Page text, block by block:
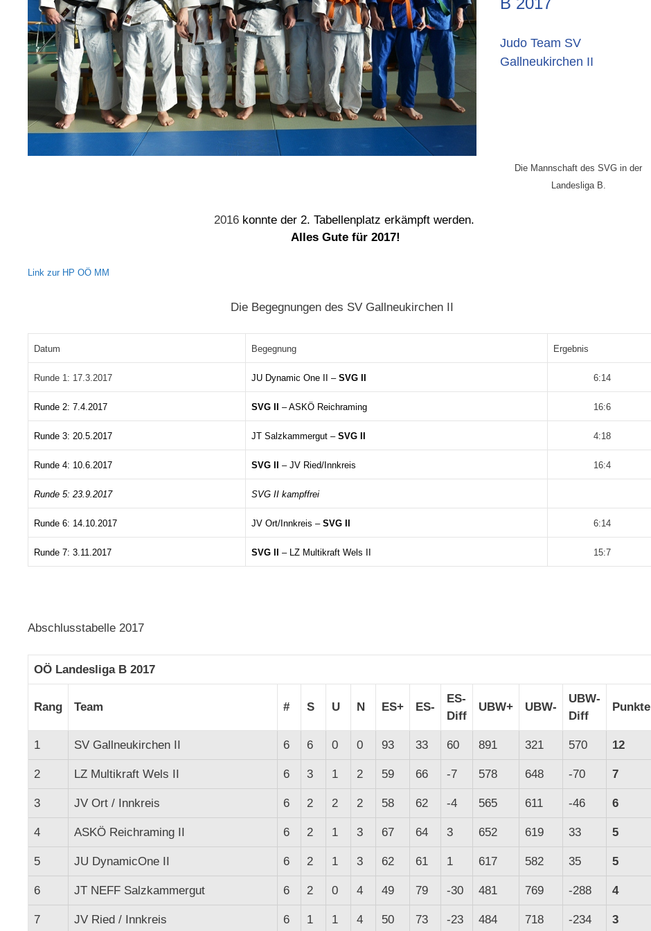
Judo Team SV
Gallneukirchen II
Die Mannschaft des SVG in der
Landesliga B.
2016 konnte der 2. Tabellenplatz erkämpft werden.
Alles Gute für 2017!
Link zur HP OÖ MM
Die Begegnungen des SV Gallneukirchen II
Datum Begegnung Ergebnis
Runde 1: 17.3.2017 JU Dynamic One II – SVG II 6:14
Runde 2: 7.4.2017 SVG II – ASKÖ Reichraming 16:6
Runde 3: 20.5.2017 JT Salzkammergut – SVG II 4:18
Runde 4: 10.6.2017 SVG II – JV Ried/Innkreis 16:4
Runde 5: 23.9.2017 SVG II kampffrei
Runde 6: 14.10.2017 JV Ort/Innkreis – SVG II 6:14
Runde 7: 3.11.2017 SVG II – LZ Multikraft Wels II 15:7
Abschlusstabelle 2017
OÖ Landesliga B 2017
Rang Team # S U N ES+ ES-
ES-
Diff
UBW+ UBW-
UBW-
Diff
Punkte
1 SV Gallneukirchen II 6 6 0 0 93 33 60 891 321 570 12
2 LZ Multikraft Wels II 6 3 1 2 59 66 -7 578 648 -70 7
3 JV Ort / Innkreis 6 2 2 2 58 62 -4 565 611 -46 6
4 ASKÖ Reichraming II 6 2 1 3 67 64 3 652 619 33 5
5 JU DynamicOne II 6 2 1 3 62 61 1 617 582 35 5
6 JT NEFF Salzkammergut 6 2 0 4 49 79 -30 481 769 -288 4
7 JV Ried / Innkreis 6 1 1 4 50 73 -23 484 718 -234 3